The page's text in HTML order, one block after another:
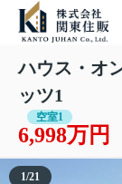
ハウス・オ
ッツ1
空室1
6,998万円
1/21